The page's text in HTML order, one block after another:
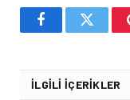
FacebookTwitter
İLGILI İÇERIKLER